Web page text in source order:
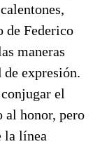
de Federico
maneras
expresión.
el
al honor, pero
la línea